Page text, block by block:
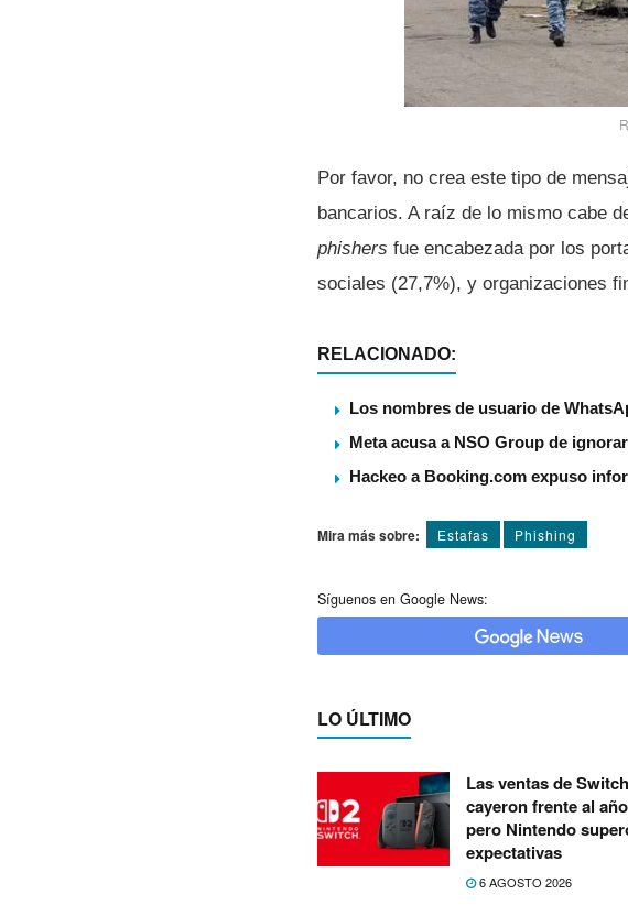
Por favor, no crea este tipo de
bancarios. A raí­z de lo mismo cabe
phishers fue encabezada por los
sociales (27,7%), y organizaciones
RELACIONADO:
Los nombres de usuario de
Meta acusa a NSO Group de
Hackeo a Booking.com expuso
Mira más sobre: Estafas Phishing
Síguenos en Google News:
LO ÚLTIMO
Las ventas de
cayeron frente al
pero Nintendo
expectativas
6 AGOSTO 2026